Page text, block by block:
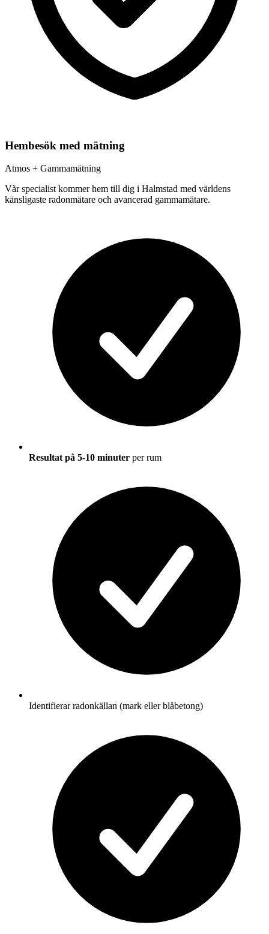
Hembesök med mätning
Atmos + Gammamätning
Vår specialist kommer hem till dig i Halmstad med världens
känsligaste radonmätare och avancerad gammamätare.
Resultat på 5-10 minuter per rum
Identifierar radonkällan (mark eller blåbetong)